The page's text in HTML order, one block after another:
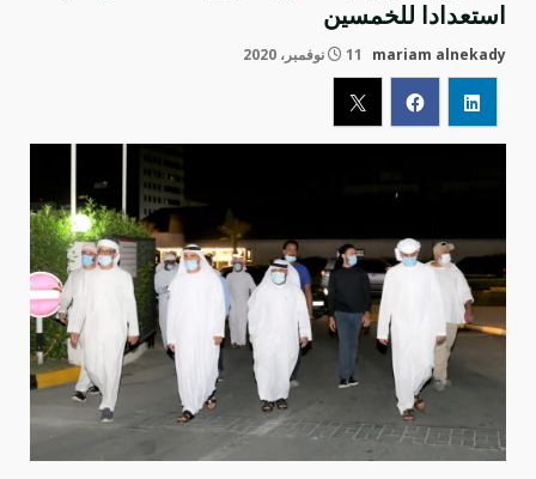
استعدادا للخمسين
mariam alnekady 11 نوفمبر، 2020